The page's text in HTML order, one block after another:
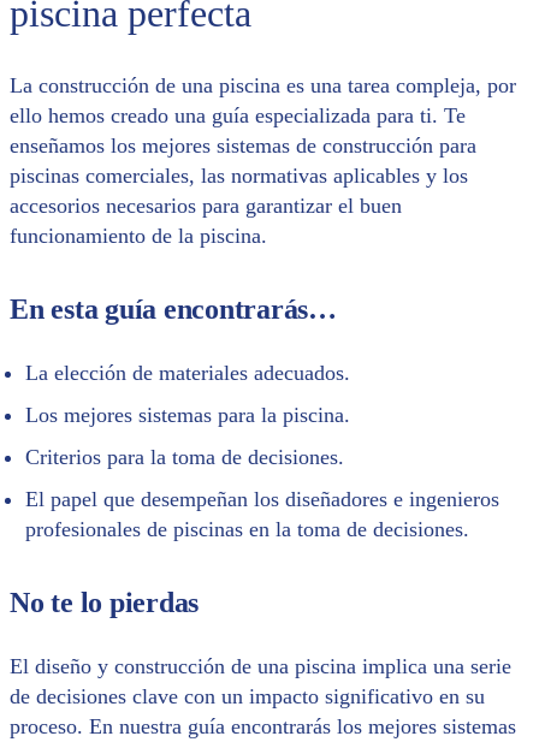
piscina perfecta
La construcción de una piscina es una tarea compleja, por
ello hemos creado una guía especializada para ti. Te
enseñamos los mejores sistemas de construcción para
piscinas comerciales, las normativas aplicables y los
accesorios necesarios para garantizar el buen
funcionamiento de la piscina.
En esta guía encontrarás…
La elección de materiales adecuados.
Los mejores sistemas para la piscina.
Criterios para la toma de decisiones.
El papel que desempeñan los diseñadores e ingenieros
profesionales de piscinas en la toma de decisiones.
No te lo pierdas
El diseño y construcción de una piscina implica una serie
de decisiones clave con un impacto significativo en su
proceso. En nuestra guía encontrarás los mejores sistemas